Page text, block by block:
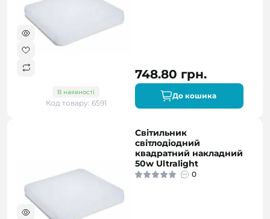
В наявності
Код товару: 6591
748.80 грн.
До кошика
Світильник
світлодіодний
квадратний накладний
50w Ultralight
0